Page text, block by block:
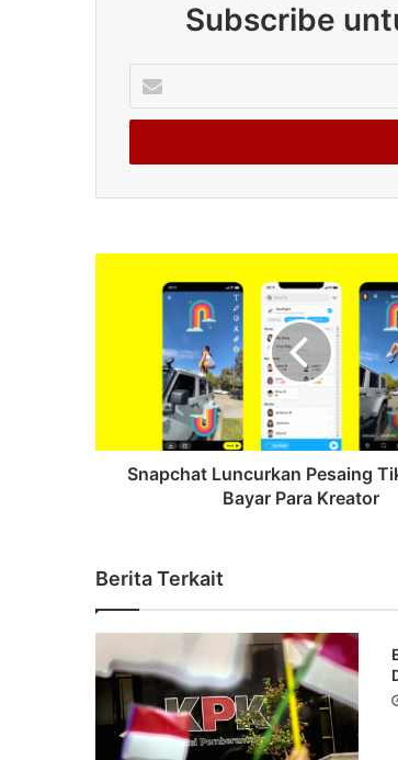
Subscribe
your
Email
Snapchat Luncurkan Pesaing
Bayar Para Kreator
Berita Terkait